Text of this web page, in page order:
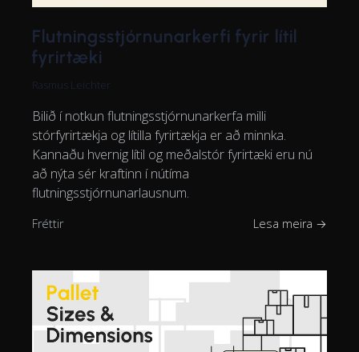
Flutningsstjórnunarkerfi fyrir lítil
fyrirtæki
Rasmus Leichter
Bilið í notkun flutningsstjórnunarkerfa milli
stórfyrirtækja og lítilla fyrirtækja er að minnka.
Kannaðu hvernig lítil og meðalstór fyrirtæki eru nú
að nýta sér kraftinn í nútíma
flutningsstjórnunarlausnum.
Fréttir Lesa meira →